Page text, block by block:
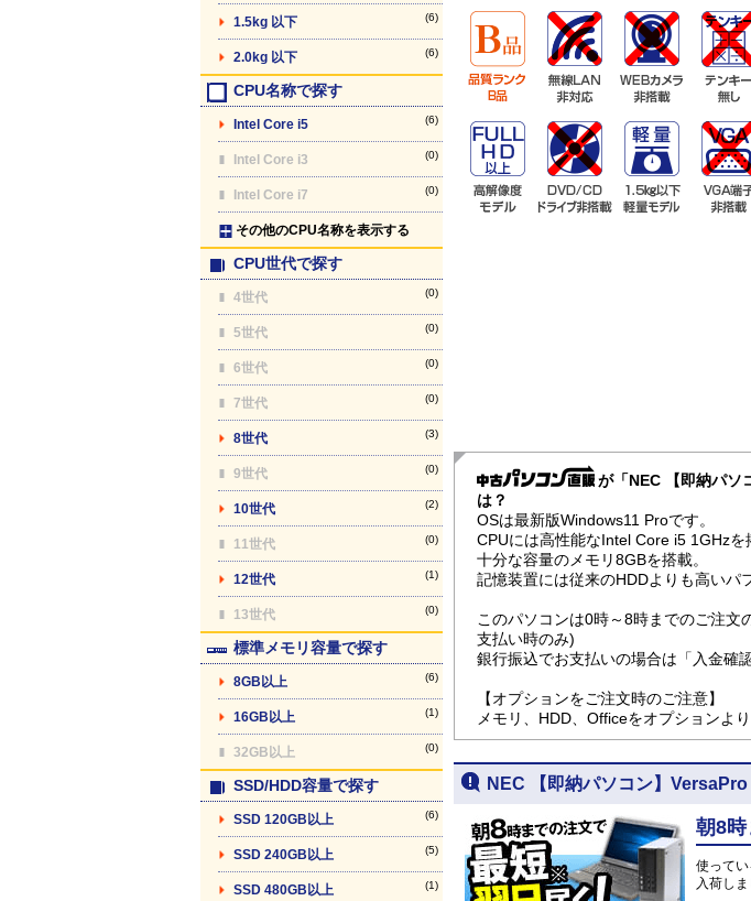
1.5kg 以下 (6)
2.0kg 以下 (6)
CPU名称で探す
Intel Core i5 (6)
Intel Core i3 (0)
Intel Core i7 (0)
その他のCPU名称を表示する
CPU世代で探す
4世代 (0)
5世代 (0)
6世代 (0)
7世代 (0)
8世代 (3)
9世代 (0)
10世代 (2)
11世代 (0)
12世代 (1)
13世代 (0)
標準メモリ容量で探す
8GB以上 (6)
16GB以上 (1)
32GB以上 (0)
SSD/HDD容量で探す
SSD 120GB以上 (6)
SSD 240GB以上 (5)
SSD 480GB以上 (1)
が「NEC 【即納パ
は？
OSは最新版Windows11 Proです。
CPUには高性能なIntel Core i5 1GHzを
十分な容量のメモリ8GBを搭載。
記憶装置には従来のHDDよりも高いパ
このパソコンは0時～8時までのご注文
支払い時のみ)
銀行振込でお支払いの場合は「入金確
【オプションをご注文時のご注意】
メモリ、HDD、Officeをオプションよ
NEC 【即納パソコン】
朝8
使って
入荷し